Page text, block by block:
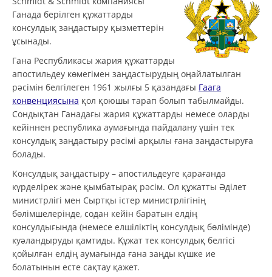
Ганада берілген құжаттарды
консулдық заңдастыру қызметтерін
ұсынады.
Гана Республикасы жария құжаттарды
апостильдеу көмегімен заңдастырудың оңайлатылған
рәсімін белгілеген 1961 жылғы 5 қазандағы Гаага
конвенциясына қол қоюшы тарап болып табылмайды.
Сондықтан Ганадағы жария құжаттарды немесе оларды
кейіннен республика аумағында пайдалану үшін тек
консулдық заңдастыру рәсімі арқылы ғана заңдастыруға
болады.
Консулдық заңдастыру – апостильдеуге қарағанда
күрделірек және қымбатырақ рәсім. Ол құжатты Әділет
министрлігі мен Сыртқы істер министрлігінің
бөлімшелерінде, содан кейін баратын елдің
консулдығында (немесе елшіліктің консулдық бөлімінде)
куәландыруды қамтиды. Құжат тек консулдық белгісі
қойылған елдің аумағында ғана заңды күшке ие
болатынын есте сақтау қажет.